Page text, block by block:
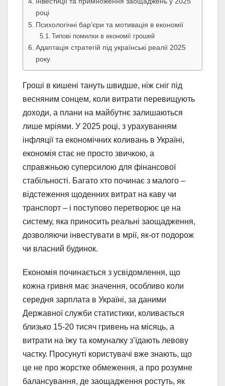
році
Психологічні бар’єри та мотивація в економії
Типові помилки в економії грошей
Адаптація стратегій під українські реалії 2025
року
Гроші в кишені тануть швидше, ніж сніг під
весняним сонцем, коли витрати перевищують
доходи, а плани на майбутнє залишаються
лише мріями. У 2025 році, з урахуванням
інфляції та економічних коливань в Україні,
економія стає не просто звичкою, а
справжньою суперсилою для фінансової
стабільності. Багато хто починає з малого –
відстеження щоденних витрат на каву чи
транспорт – і поступово перетворює це на
систему, яка приносить реальні заощадження,
дозволяючи інвестувати в мрії, як-от подорож
чи власний будинок.
Економія починається з усвідомлення, що
кожна гривня має значення, особливо коли
середня зарплата в Україні, за даними
Державної служби статистики, коливається
близько 15-20 тисяч гривень на місяць, а
витрати на їжу та комуналку з’їдають левову
частку. Просунуті користувачі вже знають, що
це не про жорстке обмеження, а про розумне
балансування, де заощадження ростуть, як